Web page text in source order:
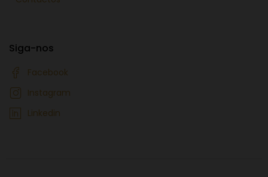
Siga-nos
Facebook
Instagram
Linkedin